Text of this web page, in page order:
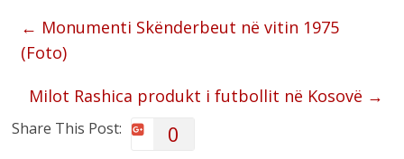
← Monumenti Skënderbeut në vitin 1975
(Foto)
Milot Rashica produkt i futbollit në Kosovë →
Share This Post: 0